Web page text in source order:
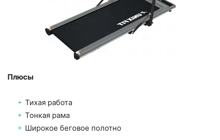
Плюсы
Тихая работа
Тонкая рама
Широкое беговое полотно